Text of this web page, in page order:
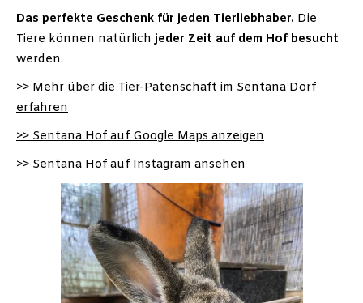
Das perfekte Geschenk für jeden Tierliebhaber. Die
Tiere können natürlichjeder Zeit auf dem Hof besucht
werden.
>> Mehr über die Tier-Patenschaft im Sentana Dorf
erfahren
>> Sentana Hof auf Google Maps anzeigen
>> Sentana Hof auf Instagram ansehen